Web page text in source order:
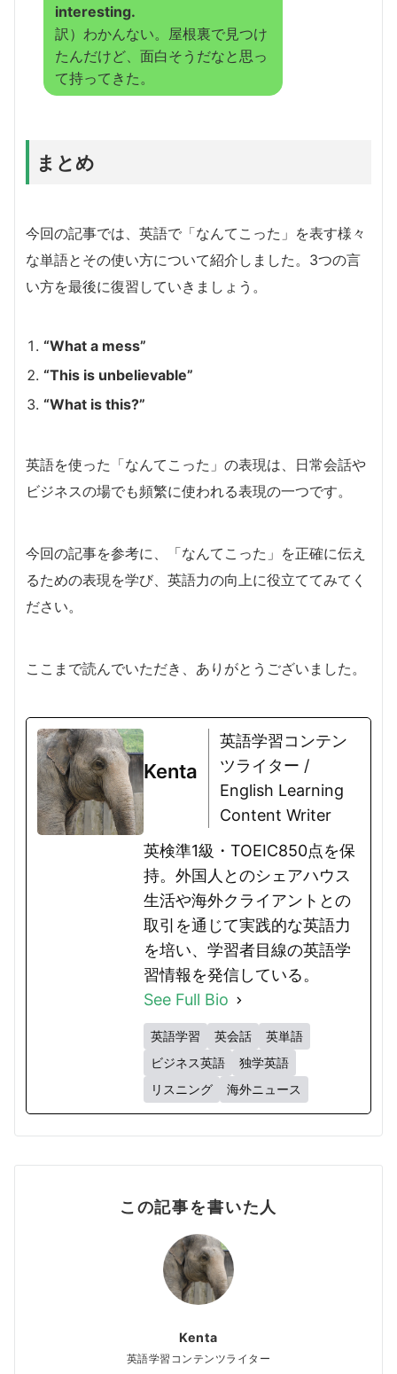
interesting.
訳）わかんない。屋根裏で見つけ
たんだけど、面白そうだなと思っ
て持ってきた。
まとめ
今回の記事では、英語で「なんてこった」を表す様々
な単語とその使い方について紹介しました。3つの言
い方を最後に復習していきましょう。
“What a mess”
“This is unbelievable”
“What is this?”
英語を使った「なんてこった」の表現は、日常会話や
ビジネスの場でも頻繁に使われる表現の一つです。
今回の記事を参考に、「なんてこった」を正確に伝え
るための表現を学び、英語力の向上に役立ててみてく
ださい。
ここまで読んでいただき、ありがとうございました。
Kenta
英語学習コンテン
ツライター /
English Learning
Content Writer
英検準1級・TOEIC850点を保
持。外国人とのシェアハウス
生活や海外クライアントとの
取引を通じて実践的な英語力
を培い、学習者目線の英語学
習情報を発信している。
See Full Bio
英語学習 英会話
英単語
ビジネス英語
独学英語
リスニング
海外ニュース
この記事を書いた人
Kenta
英語学習コンテンツライター